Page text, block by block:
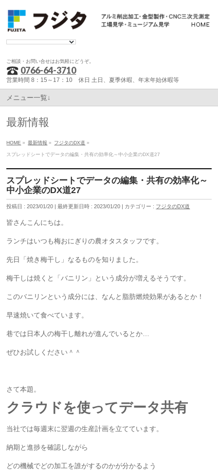
ご相談・お問い合せはお気軽にどうぞ。
0766-64-3710
営業時間 8：15～17：10 休日 土日、夏季休暇、年末年始休暇等
メニュー一覧↓
最新情報
HOME » 最新情報 » フジタのDX道 »
スプレッドシートでデータの編集・共有の効率化～中小企業のDX道27
スプレッドシートでデータの編集・共有の効率化～
中小企業のDX道27
投稿日 : 2023/01/20 最終更新日時 : 2023/01/20 カテゴリー : フジタのDX道
皆さんこんにちは。
ランチはいつも梅おにぎりの農オタスタッフです。
先日「焼き梅干し」なるものを知りました。
梅干しは焼くと「バニリン」という成分が増えるそうです。
このバニリンという成分には、なんと脂肪燃焼効果があるとか！
早速焼いて食べています。
巷では日本人の梅干し離れが進んでいるとか…
ぜひお試しください＾＾
さて本題。
クラウドを使ってデータ共有
当社では毎週末に翌週の生産計画を立てています。
納期と進捗を確認しながら
どの機械でどの加工を誰がするのかが分かるよう